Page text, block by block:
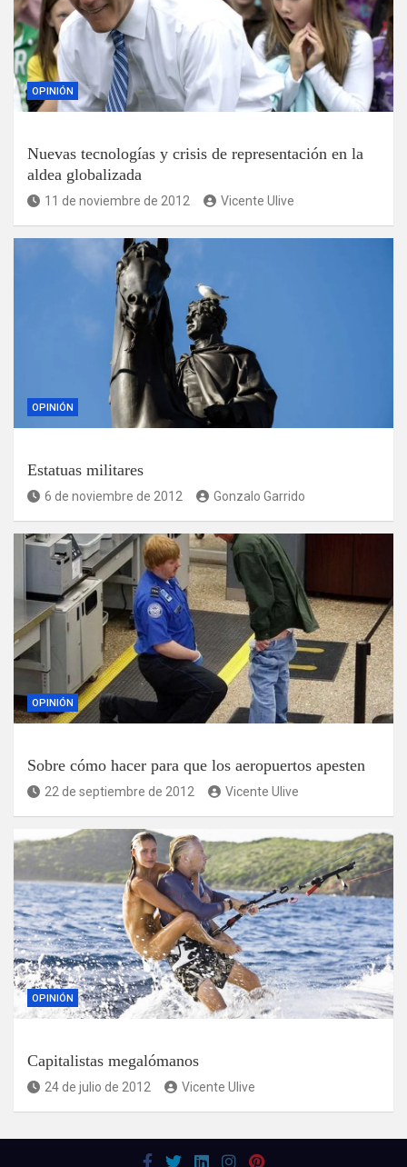
OPINIÓN
Nuevas tecnologías y crisis de representación en la
aldea globalizada
11 de noviembre de 2012 Vicente Ulive
OPINIÓN
Estatuas militares
6 de noviembre de 2012 Gonzalo Garrido
OPINIÓN
Sobre cómo hacer para que los aeropuertos apesten
22 de septiembre de 2012 Vicente Ulive
OPINIÓN
Capitalistas megalómanos
24 de julio de 2012 Vicente Ulive